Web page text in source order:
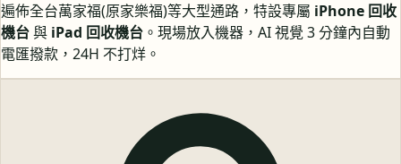
遍佈全台萬家福(原家樂福)等大型通路，特設專屬 iPhone 回收
機台與 iPad 回收機台 。現場放入機器，AI 視覺 3 分鐘內自動
電匯撥款，24H 不打烊。